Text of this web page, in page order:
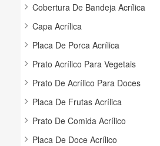
Cobertura De Bandeja Acrílica
Capa Acrílica
Placa De Porca Acrílica
Prato Acrílico Para Vegetais
Prato De Acrílico Para Doces
Placa De Frutas Acrílica
Prato De Comida Acrílico
Placa De Doce Acrílico